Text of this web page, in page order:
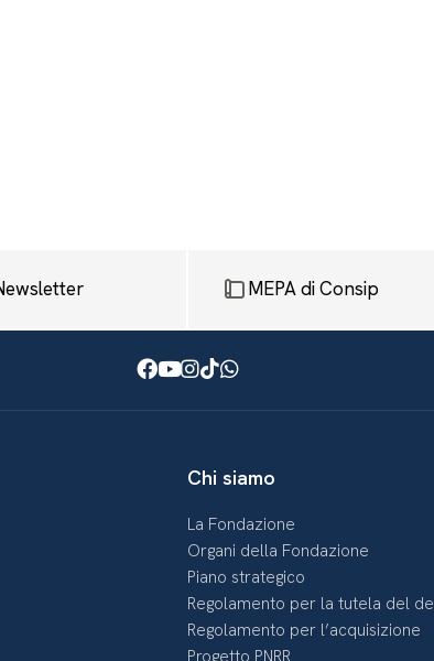
MEPA di Consip
Facebook
Youtube
Instagram
TikTok
WhatsApp
Chi siamo
La Fondazione
Organi della Fondazione
Piano strategico
Regolamento per la tutela del
Regolamento per l’acquisizione
Progetto PNRR